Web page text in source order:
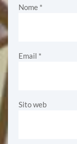
Nome *
Email *
Sito web